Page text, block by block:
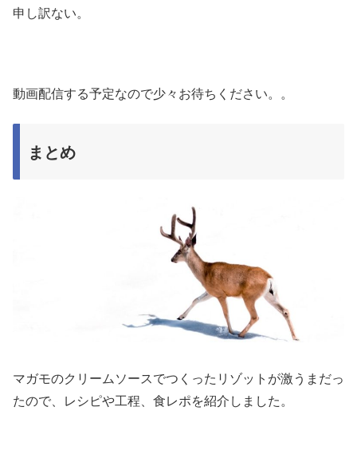
申し訳ない。
動画配信する予定なので少々お待ちください。。
まとめ
マガモのクリームソースでつくったリゾットが激うまだっ
たので、レシピや工程、食レポを紹介しました。